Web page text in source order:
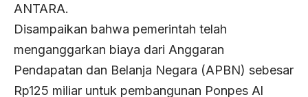
ANTARA.
Disampaikan bahwa pemerintah telah
menganggarkan biaya dari Anggaran
Pendapatan dan Belanja Negara (APBN) sebesar
Rp125 miliar untuk pembangunan Ponpes Al